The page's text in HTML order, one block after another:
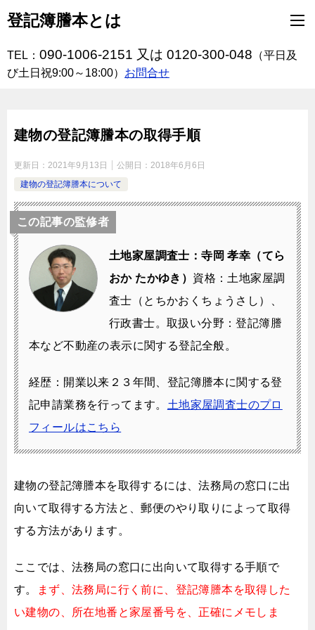
登記簿謄本とは
TEL： 090-1006-2151 又は 0120-300-048 （平日及
び土日祝9:00～18:00） お問合せ
建物の登記簿謄本の取得手順
更新日： 2021年9月13日 公開日： 2018年6月6日
建物の登記簿謄本について
この記事の監修者
土地家屋調査士：寺岡 孝幸（てら
おか たかゆき） 資格：土地家屋調
査士（とちかおくちょうさし）、
行政書士。 取扱い分野：登記簿謄
本など不動産の表示に関する登記全般。
経歴：開業以来２３年間、登記簿謄本に関する登
記申請業務を行ってます。 土地家屋調査士のプロ
フィールはこちら
建物の登記簿謄本を取得するには、法務局の窓口に出
向いて取得する方法と、郵便のやり取りによって取得
する方法があります。
ここでは、法務局の窓口に出向いて取得する手順で
す。
まず、法務局に行く前に、登記簿謄本を取得した
い建物の、
所在地番と家屋番号を、正確にメモしま